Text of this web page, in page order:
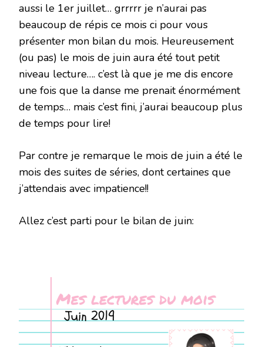
aussi le 1er juillet… grrrrr je n’aurai pas
beaucoup de répis ce mois ci pour vous
présenter mon bilan du mois. Heureusement
(ou pas) le mois de juin aura été tout petit
niveau lecture…. c’est là que je me dis encore
une fois que la danse me prenait énormément
de temps… mais c’est fini, j’aurai beaucoup plus
de temps pour lire!
Par contre je remarque le mois de juin a été le
mois des suites de séries, dont certaines que
j’attendais avec impatience!!
Allez c’est parti pour le bilan de juin: